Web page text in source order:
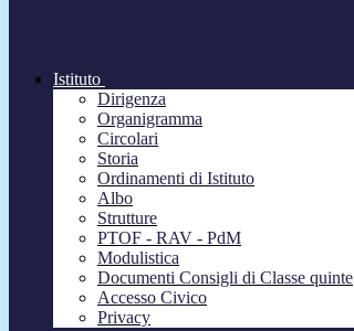
Istituto
Dirigenza
Organigramma
Circolari
Storia
Ordinamenti di Istituto
Albo
Strutture
PTOF - RAV - PdM
Modulistica
Documenti Consigli di Classe quinte
Accesso Civico
Privacy